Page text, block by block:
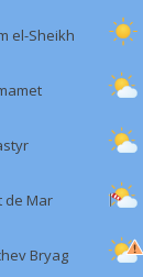
el-Sheikh
de Mar
Bryag